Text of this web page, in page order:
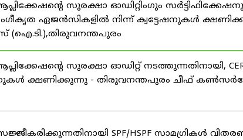
സുരക്ഷാ ഓഡിറ്റിംഗും
ഏജൻസികളിൽ നിന്ന് ക്വട്ടേഷനുകൾ
(ഐ.ടി.),തിരുവനന്തപുരം
സുരക്ഷാ ഓഡിറ്റ് നടത്തുന്നതിനായി,
ക്ഷണിക്കുന്നു - തിരുവനന്തപുരം ചീഫ്
SPF/HSPF സാമഗ്രികൾ